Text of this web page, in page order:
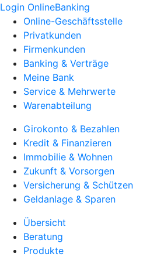
Login OnlineBanking
Online-Geschäftsstelle
Privatkunden
Firmenkunden
Banking & Verträge
Meine Bank
Service & Mehrwerte
Warenabteilung
Girokonto & Bezahlen
Kredit & Finanzieren
Immobilie & Wohnen
Zukunft & Vorsorgen
Versicherung & Schützen
Geldanlage & Sparen
Übersicht
Beratung
Produkte